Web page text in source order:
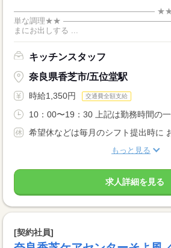
―――――――――――――――――― ★★有料
単な調理★★ ―――――――――――――――――― ◇ご
まにお出しする ...
キッチンスタッフ
奈良県香芝市/五位堂駅
時給1,350円 交通費全額支給
10：00〜19：30 上記は勤務時間の
希望休などは毎月のシフト提出時に
もっと見る
求人詳細を見る
[契約社員]